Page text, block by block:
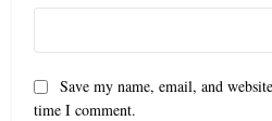
Save my name, email, and
time I comment.